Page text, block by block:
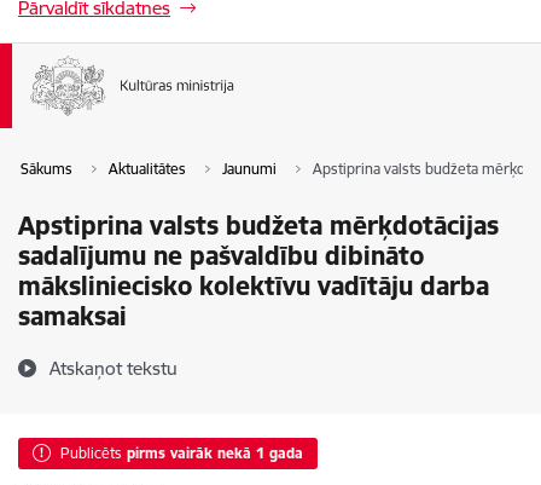
Pārvaldīt sīkdatnes
Sākums Aktualitātes Jaunumi Apstiprina valsts budžeta
Apstiprina valsts budžeta mērķdotācijas
sadalījumu ne pašvaldību dibināto
māksliniecisko kolektīvu vadītāju darba
samaksai
Atskaņot tekstu
Publicēts pirms vairāk nekā 1 gada